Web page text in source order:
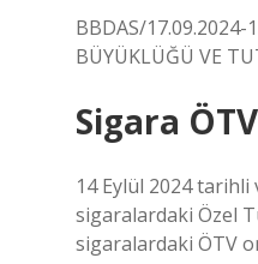
BBDAS/
BÜYÜKLÜĞÜ VE
Sigara
14 Eylül 2024 tarihli
sigaralardaki Özel
sigaralardaki ÖTV